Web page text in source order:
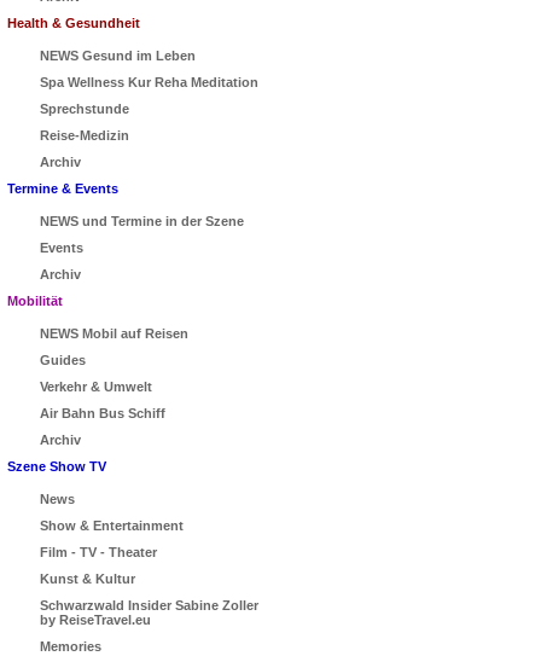
Health & Gesundheit
NEWS Gesund im Leben
Spa Wellness Kur Reha Meditation
Sprechstunde
Reise-Medizin
Archiv
Termine & Events
NEWS und Termine in der Szene
Events
Archiv
Mobilität
NEWS Mobil auf Reisen
Guides
Verkehr & Umwelt
Air Bahn Bus Schiff
Archiv
Szene Show TV
News
Show & Entertainment
Film - TV - Theater
Kunst & Kultur
Schwarzwald Insider Sabine Zoller
by ReiseTravel.eu
Memories